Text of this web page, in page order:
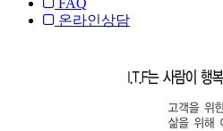
FAQ
온라인상담